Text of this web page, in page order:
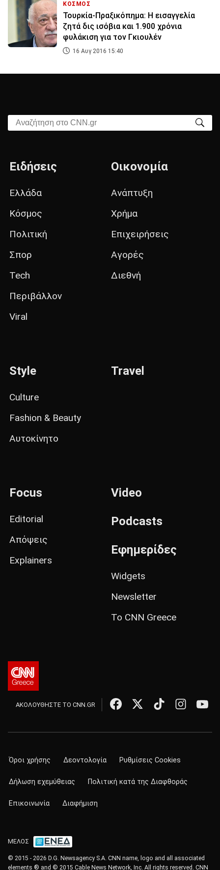
ΚΟΣΜΟΣ
Τουρκία-Πραξικόπημα: Η εισαγγελία
ζητά δις ισόβια και 1.900 χρόνια
φυλάκιση για τον Γκιουλέν
16 Αυγ 2016 15:40
Αναζήτηση στο CNN.gr
Ειδήσεις
Ελλάδα
Κόσμος
Πολιτική
Σπορ
Tech
Περιβάλλον
Viral
Οικονομία
Ανάπτυξη
Χρήμα
Επιχειρήσεις
Αγορές
Διεθνή
Style
Culture
Fashion & Beauty
Αυτοκίνητο
Travel
Focus
Editorial
Απόψεις
Explainers
Video
Podcasts
Εφημερίδες
Widgets
Newsletter
Το CNN Greece
ΑΚΟΛΟΥΘΗΣΤΕ ΤΟ CNN.GR
Όροι χρήσης Δεοντολογία Ρυθμίσεις Cookies
Δήλωση εχεμύθειας Πολιτική κατά της Διαφθοράς
Επικοινωνία Διαφήμιση
ΜΕΛΟΣ
© 2015 - 2026 D.G. Newsagency S.A. CNN name, logo and all associated
elements ® and © 2015 Cable News Network, Inc. All rights reserved. CNN